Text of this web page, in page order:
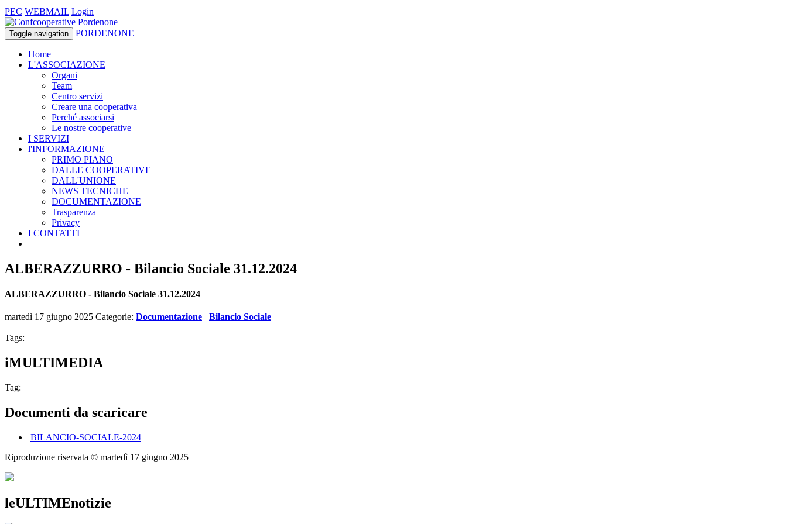
PEC WEBMAIL Login
Toggle navigation PORDENONE
Home
L'ASSOCIAZIONE
Organi
Team
Centro servizi
Creare una cooperativa
Perché associarsi
Le nostre cooperative
I SERVIZI
l'INFORMAZIONE
PRIMO PIANO
DALLE COOPERATIVE
DALL'UNIONE
NEWS TECNICHE
DOCUMENTAZIONE
Trasparenza
Privacy
I CONTATTI
ALBERAZZURRO - Bilancio Sociale 31.12.2024
ALBERAZZURRO - Bilancio Sociale 31.12.2024
martedì 17 giugno 2025 Categorie: Documentazione Bilancio Sociale
Tags:
iMULTIMEDIA
Tag:
Documenti da scaricare
BILANCIO-SOCIALE-2024
Riproduzione riservata © martedì 17 giugno 2025
leULTIMEnotizie